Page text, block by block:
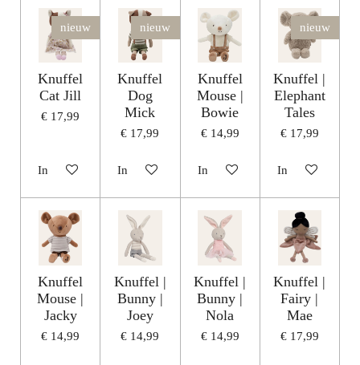
nieuw
Knuffel
Cat Jill
€ 17,99
In winkelwagen
nieuw
Knuffel
Dog
Mick
€ 17,99
In winkelwagen
Knuffel
Mouse |
Bowie
€ 14,99
In winkelwagen
nieuw
Knuffel |
Elephant
Tales
€ 17,99
In winkelwagen
Knuffel
Mouse |
Jacky
€ 14,99
Knuffel |
Bunny |
Joey
€ 14,99
Knuffel |
Bunny |
Nola
€ 14,99
Knuffel |
Fairy |
Mae
€ 17,99